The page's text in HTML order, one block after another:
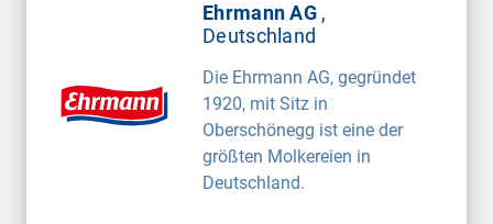
Ehrmann AG ,
Deutschland
Die Ehrmann AG, gegründet
1920, mit Sitz in
Oberschönegg ist eine der
größten Molkereien in
Deutschland.